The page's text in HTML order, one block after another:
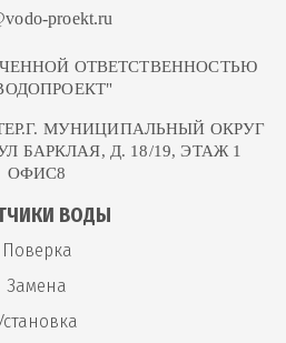
proekt.ru
ОТВЕТСТВЕННОСТЬЮ
МУНИЦИПАЛЬНЫЙ ОКРУГ
БАРКЛАЯ, Д. 18/19, ЭТАЖ 1
ОФИС8
ВОДЫ
Поверка
Замена